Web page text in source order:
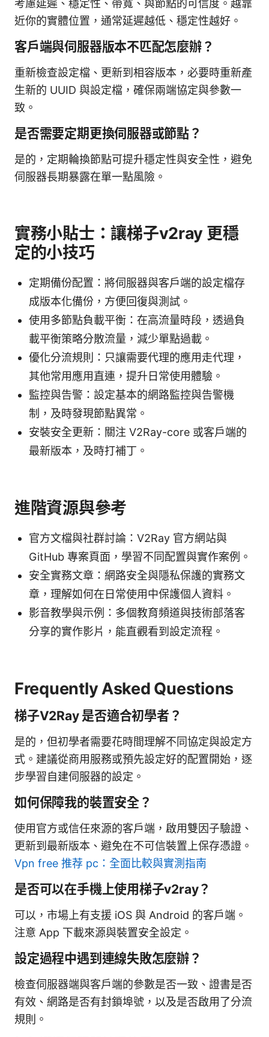
考慮延遲、穩定性、帶寬、與節點的可信度。越靠
近你的實體位置，通常延遲越低、穩定性越好。
客戶端與伺服器版本不匹配怎麼辦？
重新檢查設定檔、更新到相容版本，必要時重新產
生新的 UUID 與設定檔，確保兩端協定與參數一
致。
是否需要定期更換伺服器或節點？
是的，定期輪換節點可提升穩定性與安全性，避免
伺服器長期暴露在單一點風險。
實務小貼士：讓梯子v2ray 更穩
定的小技巧
定期備份配置：將伺服器與客戶端的設定檔存
成版本化備份，方便回復與測試。
使用多節點負載平衡：在高流量時段，透過負
載平衡策略分散流量，減少單點過載。
優化分流規則：只讓需要代理的應用走代理，
其他常用應用直連，提升日常使用體驗。
監控與告警：設定基本的網路監控與告警機
制，及時發現節點異常。
安裝安全更新：關注 V2Ray-core 或客戶端的
最新版本，及時打補丁。
進階資源與參考
官方文檔與社群討論：V2Ray 官方網站與
GitHub 專案頁面，學習不同配置與實作案例。
安全實務文章：網路安全與隱私保護的實務文
章，理解如何在日常使用中保護個人資料。
影音教學與示例：多個教育頻道與技術部落客
分享的實作影片，能直觀看到設定流程。
Frequently Asked Questions
梯子V2Ray 是否適合初學者？
是的，但初學者需要花時間理解不同協定與設定方
式。建議從商用服務或預先設定好的配置開始，逐
步學習自建伺服器的設定。
如何保障我的裝置安全？
使用官方或信任來源的客戶端，啟用雙因子驗證、
更新到最新版本、避免在不可信裝置上保存憑證。
Vpn free 推荐 pc：全面比較與實測指南
是否可以在手機上使用梯子v2ray？
可以，市場上有支援 iOS 與 Android 的客戶端。
注意 App 下載來源與裝置安全設定。
設定過程中遇到連線失敗怎麼辦？
檢查伺服器端與客戶端的參數是否一致、證書是否
有效、網路是否有封鎖埠號，以及是否啟用了分流
規則。